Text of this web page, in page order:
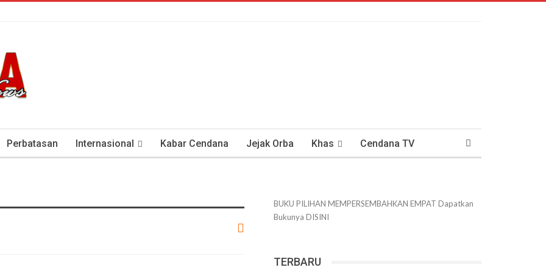
Perbatasan Internasional Kabar Cendana Jejak Orba Khas Cendana TV
BUKU PILIHAN MEMPERSEMBAHKAN EMPAT Dapatkan
Bukunya DISINI
TERBARU